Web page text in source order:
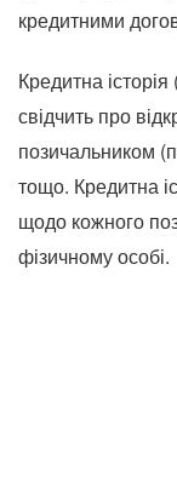
кредитними
Кредитна
свідчить про
позичальником
тощо. Кредитна
щодо кожного
фізичному особі.